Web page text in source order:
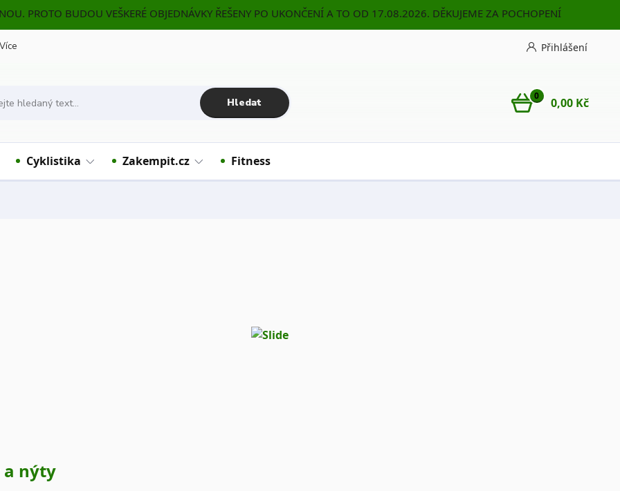
PROTO BUDOU VEŠKERÉ OBJEDNÁVKY ŘEŠENY PO UKONČENÍ A TO OD 17.08.2026. DĚKUJEME ZA POCHOPENÍ
Více Přihlášení
Hledat
0 0,00 Kč
Cyklistika Zakempit.cz Fitness
a nýty